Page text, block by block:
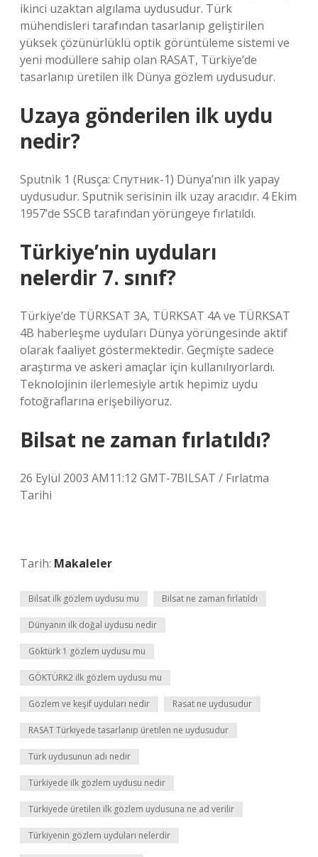
ikinci uzaktan algılama uydusudur. Türk
mühendisleri tarafından tasarlanıp geliştirilen
yüksek çözünürlüklü optik görüntüleme sistemi ve
yeni modüllere sahip olan RASAT, Türkiye’de
tasarlanıp üretilen ilk Dünya gözlem uydusudur.
Uzaya gönderilen ilk uydu
nedir?
Sputnik 1 (Rusça: Спутник-1) Dünya’nın ilk yapay
uydusudur. Sputnik serisinin ilk uzay aracıdır. 4 Ekim
1957’de SSCB tarafından yörüngeye fırlatıldı.
Türkiye’nin uyduları
nelerdir 7. sınıf?
Türkiye’de TÜRKSAT 3A, TÜRKSAT 4A ve TÜRKSAT
4B haberleşme uyduları Dünya yörüngesinde aktif
olarak faaliyet göstermektedir. Geçmişte sadece
araştırma ve askeri amaçlar için kullanılıyorlardı.
Teknolojinin ilerlemesiyle artık hepimiz uydu
fotoğraflarına erişebiliyoruz.
Bilsat ne zaman fırlatıldı?
26 Eylül 2003 AM11:12 GMT-7BILSAT / Fırlatma
Tarihi
Tarih: Makaleler
Bilsat ilk gözlem uydusu mu Bilsat ne zaman fırlatıldı
Dünyanın ilk doğal uydusu nedir
Göktürk 1 gözlem uydusu mu
GÖKTÜRK2 ilk gözlem uydusu mu
Gözlem ve keşif uyduları nedir Rasat ne uydusudur
RASAT Türkiyede tasarlanıp üretilen ne uydusudur
Türk uydusunun adı nedir
Türkiyede ilk gözlem uydusu nedir
Türkiyede üretilen ilk gözlem uydusuna ne ad verilir
Türkiyenin gözlem uyduları nelerdir